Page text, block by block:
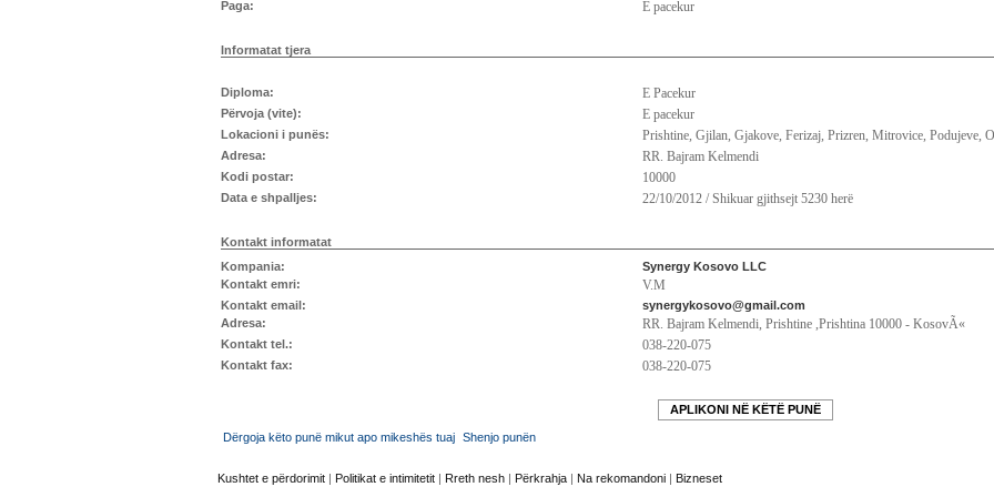
Paga: E pacekur
Informatat tjera
Diploma: E Pacekur
Përvoja (vite): E pacekur
Lokacioni i punës: Prishtine, Gjilan, Gjakove, Ferizaj, Prizren, Mitrovice, Podujeve,
Adresa: RR. Bajram Kelmendi
Kodi postar: 10000
Data e shpalljes: 22/10/2012 / Shikuar gjithsejt 5230 herë
Kontakt informatat
Kompania:
Synergy Kosovo LLC
Kontakt emri:
V.M
Kontakt email:
synergykosovo@gmail.com
Adresa:
RR. Bajram Kelmendi, Prishtine ,Prishtina 10000 - KosovÃ«
Kontakt tel.: 038-220-075
Kontakt fax: 038-220-075
APLIKONI NË KËTË PUNË
Dërgoja këto punë mikut apo mikeshës tuaj Shenjo punën
Kushtet e përdorimit | Politikat e intimitetit | Rreth nesh | Përkrahja | Na rekomandoni | Bizneset